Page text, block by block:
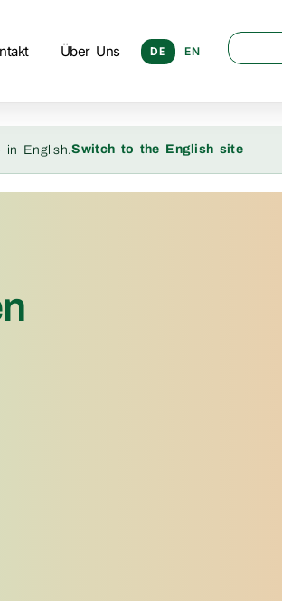
Über Uns DE EN
in English.Switch to the English site